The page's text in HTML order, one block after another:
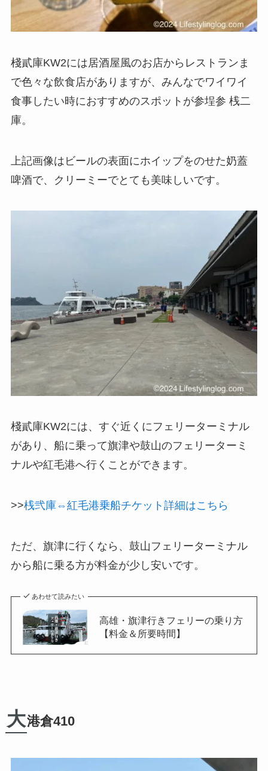
棧貳庫KW2には居酒屋風のお店からレストランま
で色々な飲食店がありますが、みんなでワイワイ
食事したい時におすすめのスポットが参埕参 桟二
庫。
上記画像はビールの表面にホイップをのせた奶蓋
啤酒で、クリーミーでとても美味しいです。
棧貳庫KW2には、すぐ近くにフェリーターミナル
があり、船に乗って旗津や鼓山のフェリーターミ
ナルや紅毛港へ行くことができます。
>>桟弐庫⇔紅毛港乗船チケット詳細はこちら
ただ、旗津に行くなら、鼓山フェリーターミナル
から船に乗る方が料金が少し安いです。
あわせて読みたい
高雄・旗津行きフェリーの乗り方
【料金＆所要時間】
大港倉410